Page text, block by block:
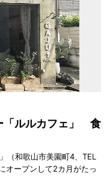
「ルルカフェ」 食
（和歌山市美園町4、TEL
オープンして2カ月がたっ